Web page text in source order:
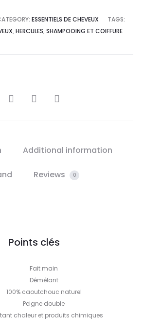
ESSENTIELS DE CHEVEUX
TAGS:
, HERCULES, SHAMPOOING ET COIFFURE
SHARE
Additional information
Reviews 0
Points clés
Fait main
Démêlant
100% caoutchouc naturel
Peigne double
chaleur et produits chimiques